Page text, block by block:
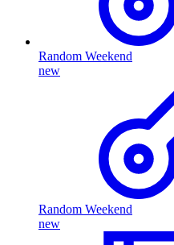
Random Weekend
new
Random Weekend
new